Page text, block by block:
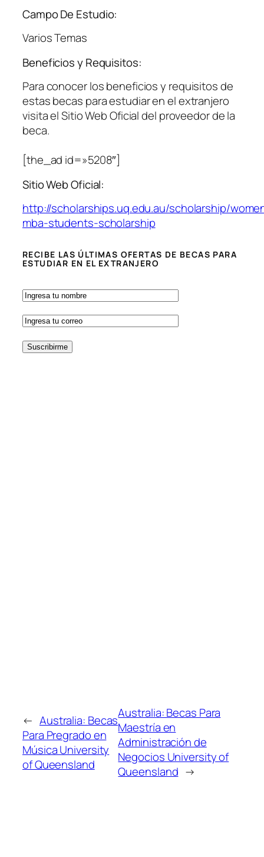
Campo De Estudio:
Varios Temas
Beneficios y Requisitos:
Para conocer los beneficios y requisitos de
estas becas para estudiar en el extranjero
visita el Sitio Web Oficial del proveedor de la
beca.
[the_ad id=»5208″]
Sitio Web Oficial:
http://scholarships.uq.edu.au/scholarship/
mba-students-scholarship
RECIBE LAS ÚLTIMAS OFERTAS DE BECAS PARA
ESTUDIAR EN EL EXTRANJERO
← Australia: Becas
Para Pregrado en
Música University
of Queensland
Australia: Becas Para
Maestría en
Administración de
Negocios University of
Queensland →